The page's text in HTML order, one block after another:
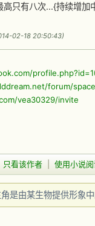
只有八次...{持续增加
02-18 20:50:43)
forum/
vea30329/invite
只看该作者 使用小说
是由某生物提供形象